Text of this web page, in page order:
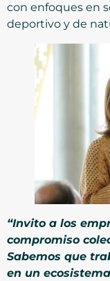
con enfoques en
deportivo y de
“Invito a los
compromiso
Sabemos que
en un